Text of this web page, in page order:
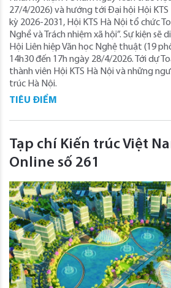
27/4/2026) và hướng tới Đại hội Hội
kỳ 2026-2031, Hội KTS Hà Nội tổ chức
Nghề và Trách nhiệm xã hội”. Sự kiện sẽ
Hội Liên hiệp Văn học Nghệ thuật (19
14h30 đến 17h ngày 28/4/2026. Tới dự
thành viên Hội KTS Hà Nội và những
trúc Hà Nội.
TIÊU ĐIỂM
Tạp chí Kiến trúc Việt
Online số 261